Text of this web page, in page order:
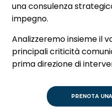
una consulenza
impegno.
Analizzeremo insieme il
principali criticità
prima direzione di
PRENOTA